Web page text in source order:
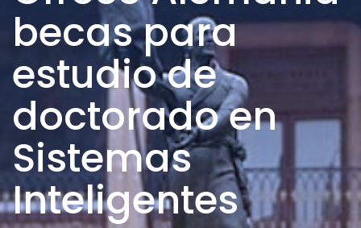
becas para
estudio de
doctorado en
Sistemas
Inteligentes